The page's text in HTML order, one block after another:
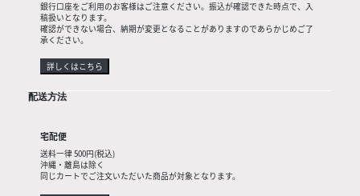
銀行口座をご利用のお客様はご注意ください。振込が確認できた時点で、入
稿扱いとなります。
確認ができない場合、納期が変更となることがありますのであらかじめご了
承ください。
詳しくはこちら
配送方法
宅配便
送料一律 500円(税込)
沖縄・離島は除く
同じカートでご注文いただいた商品が対象となります。